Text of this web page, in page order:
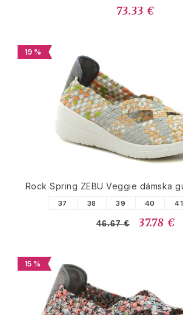
73.33 €
19 %
Rock Spring ZEBU Veggie dámska
37 38 39 40 41
46.67 € 37.78 €
15 %